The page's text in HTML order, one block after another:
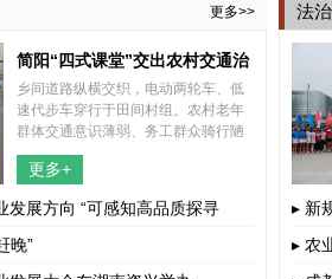
更多>>
简阳“四式课堂”交出农村交通治
理精准答卷
乡间道路纵横交织，电动两轮车、低
速代步车穿行于田间村组。农村老年
群体交通意识薄弱、务工群众骑行陋
习突出、孩童上下学接送风险暗藏，
多重道路安全隐患交织叠加。
更多+
发展方向 “可感知高品质探寻
晚”
法
▸ 新
▸ 农